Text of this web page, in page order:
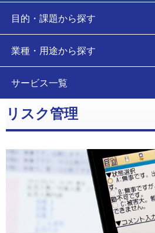
目的・課題から探す
業種・用途から探す
サービス一覧
リスク管理